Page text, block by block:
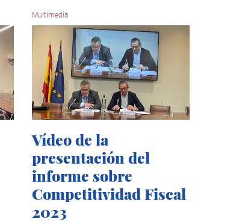
Multimedia
Vídeo de la
presentación del
informe sobre
Competitividad Fiscal
2023